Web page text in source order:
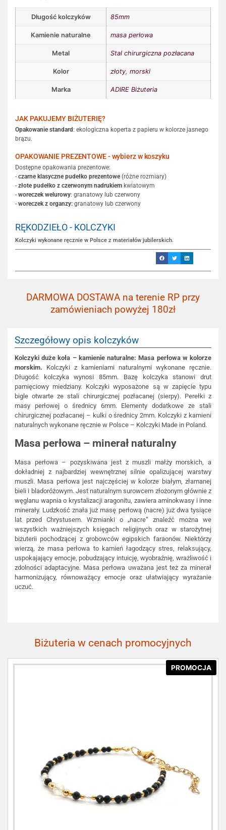
Długość kolczyków 85mm
Kamienie naturalne masa perłowa
Metal Stal chirurgiczna pozłacana
Kolor złoty, morski
Marka ADIRE Biżuteria
JAK PAKUJEMY BIŻUTERIĘ?
Opakowanie standard: ekologiczna koperta z papieru w kolorze jasnego
brązu.
OPAKOWANIE PREZENTOWE - wybierz w koszyku
Dostępne opakowania prezentowe:
- czarne klasyczne pudełko prezentowe(różne rozmiary)
- złote pudełko z czerwonym nadrukiem kwiatowym
- woreczek welurowy: granatowy lub czerwony
- woreczek z organzy: granatowy lub czerwony
RĘKODZIEŁO - KOLCZYKI
Kolczyki wykonane ręcznie w Polsce z materiałów jubilerskich.
DARMOWA DOSTAWA na terenie RP przy
zamówieniach powyżej 180zł
Szczegółowy opis kolczyków
Kolczyki duże koła – kamienie naturalne: Masa perłowa w kolorze
morskim. Kolczyki z kamieniami naturalnymi wykonane ręcznie.
Długość kolczyka wynosi 85mm. Bazę kolczyka stanowi drut
pamięciowy miedziany. Kolczyki wyposażone są w zapięcie typu
bigle otwarte ze stali chirurgicznej pozłacanej (sierpy). Perełki z
masy perłowej o średnicy 6mm. Elementy dodatkowe ze stali
chirurgicznej pozłacanej – kulki o średnicy 2mm. Kolczyki z kamieni
naturalnych wykonane ręcznie w Polsce – Kolczyki Made in Poland.
Masa perłowa – minerał naturalny
Masa perłowa – pozyskiwana jest z muszli małży morskich, a
dokładniej z najbardziej wewnętrznej silnie opalizującej warstwy
muszli. Masa perłowa jest najczęściej w kolorze białym, złamanej
bieli i bladoróżowym. Jest naturalnym surowcem złożonym głównie z
węglanu wapnia o krystalizacji aragonitu, zawiera aminokwasy i inne
minerały. Ludzkość znała już masę perłową (nacre) już dwa tysiące
lat przed Chrystusem. Wzmianki o „nacre” znaleźć można we
wszystkich ważniejszych księgach religijnych oraz w starożytnej
biżuterii pochodzącej z grobowców egipskich faraonów. Niektórzy
wierzą, że masa perłowa to kamień łagodzący stres, relaksujący,
uspokajający emocje, pobudzający intuicję, wyobraźnię, wrażliwość i
zdolności adaptacyjne. Masa perłowa uważana jest też za minerał
harmonizujący, równoważący emocje oraz ułatwiający wyrażanie
uczuć.
Biżuteria w cenach promocyjnych
PROMOCJA